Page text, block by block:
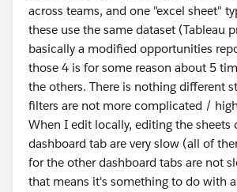
across teams, and one "excel sheet"
these use the same dataset (Tableau
basically a modified opportunities
those 4 is for some reason about 5
the others. There is nothing different
filters are not more complicated /
When I edit locally, editing the sheets
dashboard tab are very slow (all of
for the other dashboard tabs are not
that means it's something to do with